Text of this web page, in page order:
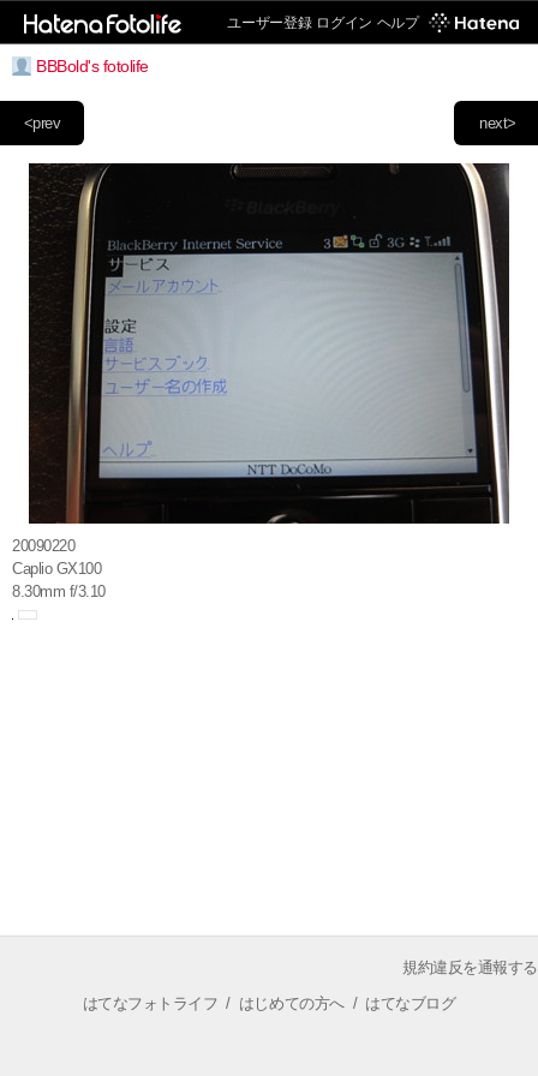
ユーザー登録 ログイン ヘルプ
BBBold's fotolife
next>
<prev
20090220
Caplio GX100
8.30mm f/3.10
規約違反を通報する
はてなフォトライフ / はじめての方へ/ はてなブログ